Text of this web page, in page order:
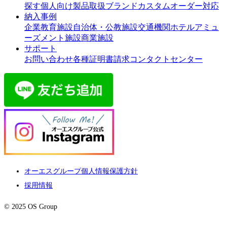
探す個人向け製品取扱ブランド カスタムオーダー対応
納入事例
企業教育施設自治体・公教施設交通機関ホテルアミュ
ーズメント施設商業施設
サポート
お問い合わせ各種証明書請求コンタクトセンター
オーエスグループ個人情報保護方針
採用情報
© 2025 OS Group